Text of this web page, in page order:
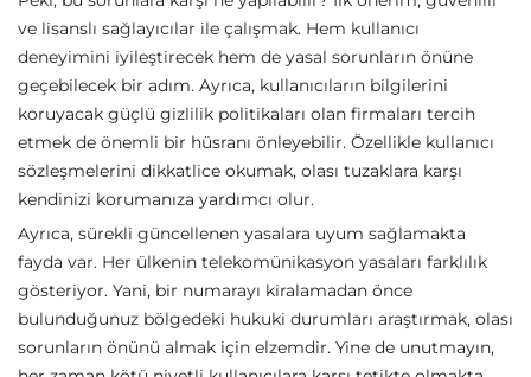
ve lisanslı sağlayıcılar ile çalışmak. Hem kullanıcı
deneyimini iyileştirecek hem de yasal sorunların önüne
geçebilecek bir adım. Ayrıca, kullanıcıların bilgilerini
koruyacak güçlü gizlilik politikaları olan firmaları tercih
etmek de önemli bir hüsranı önleyebilir. Özellikle kullanıcı
sözleşmelerini dikkatlice okumak, olası tuzaklara karşı
kendinizi korumanıza yardımcı olur.
Ayrıca, sürekli güncellenen yasalara uyum sağlamakta
fayda var. Her ülkenin telekomünikasyon yasaları farklılık
gösteriyor. Yani, bir numarayı kiralamadan önce
bulunduğunuz bölgedeki hukuki durumları araştırmak, olası
sorunların önünü almak için elzemdir. Yine de unutmayın,